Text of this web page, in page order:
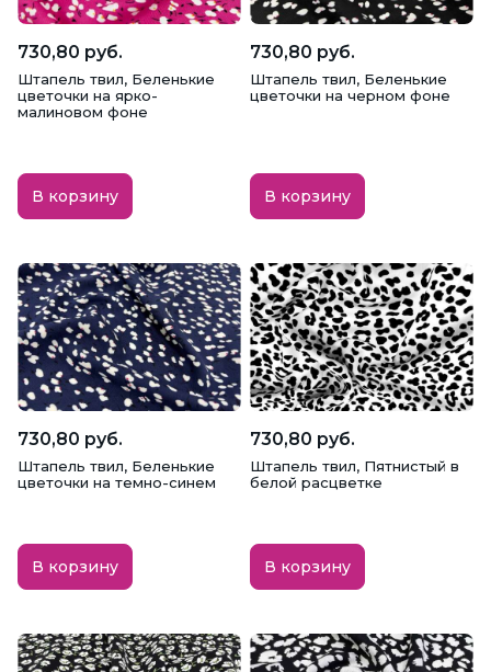
730,80 руб.
Штапель твил, Беленькие
цветочки на ярко-
малиновом фоне
В корзину
730,80 руб.
Штапель твил, Беленькие
цветочки на черном фоне
В корзину
730,80 руб.
Штапель твил, Беленькие
цветочки на темно-синем
В корзину
730,80 руб.
Штапель твил, Пятнистый в
белой расцветке
В корзину